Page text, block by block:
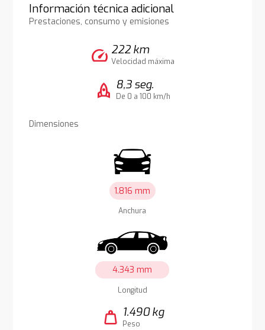
Información técnica adicional
Prestaciones, consumo y emisiones
speed 222 km
Velocidad máxima
rocket 8,3 seg.
De 0 a 100 km/h
Dimensiones
1.816 mm
Anchura
4.343 mm
Longitud
weight 1.490 kg
Peso